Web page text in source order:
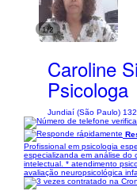
1/2
Caroline
Psicologa
Jundiaí (São Paulo)
Profissional em psicologia
especializanda em análise do
intelectual. * atendimento
avaliação neuropsicológica